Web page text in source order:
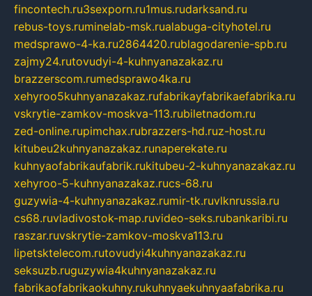
fincontech.ru3sexporn.ru1mus.rudarksand.ru
rebus-toys.ruminelab-msk.rualabuga-cityhotel.ru
medsprawo-4-ka.ru2864420.rublagodarenie-spb.ru
zajmy24.rutovudyi-4-kuhnyanazakaz.ru
brazzerscom.rumedsprawo4ka.ru
xehyroo5kuhnyanazakaz.rufabrikayfabrikaefabrika.ru
vskrytie-zamkov-moskva-113.rubiletnadom.ru
zed-online.rupimchax.rubrazzers-hd.ruz-host.ru
kitubeu2kuhnyanazakaz.runaperekate.ru
kuhnyaofabrikaufabrik.rukitubeu-2-kuhnyanazakaz.ru
xehyroo-5-kuhnyanazakaz.rucs-68.ru
guzywia-4-kuhnyanazakaz.rumir-tk.ruvlknrussia.ru
cs68.ruvladivostok-map.ruvideo-seks.rubankaribi.ru
raszar.ruvskrytie-zamkov-moskva113.ru
lipetsktelecom.rutovudyi4kuhnyanazakaz.ru
seksuzb.ruguzywia4kuhnyanazakaz.ru
fabrikaofabrikaokuhny.rukuhnyaekuhnyaafabrika.ru